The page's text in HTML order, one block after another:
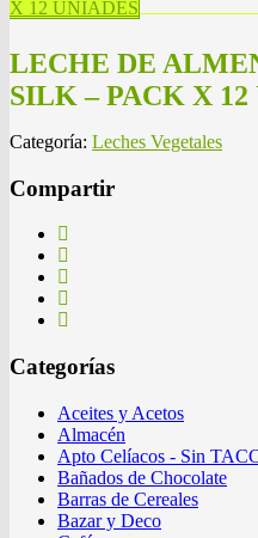
X 12 UNIADES
LECHE DE
SILK – PACK X 12
Categoría: Leches Vegetales
Compartir
Categorías
Aceites y Acetos
Almacén
Apto Celíacos - Sin
Bañados de Chocolate
Barras de Cereales
Bazar y Deco